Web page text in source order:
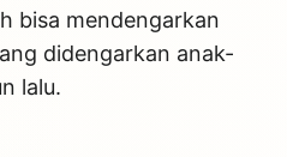
bisa mendengarkan
didengarkan anak-
lalu.